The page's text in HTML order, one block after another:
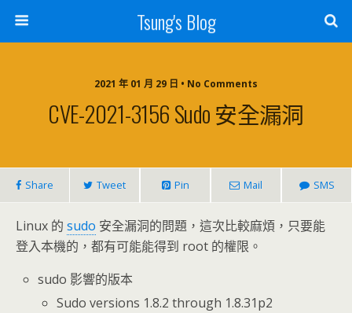
Tsung's Blog
2021 年 01 月 29 日 • No Comments
CVE-2021-3156 Sudo 安全漏洞
Share Tweet Pin Mail SMS
Linux 的 sudo 安全漏洞的問題，這次比較麻煩，只要能
登入本機的，都有可能能得到 root 的權限。
sudo 影響的版本
Sudo versions 1.8.2 through 1.8.31p2